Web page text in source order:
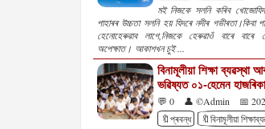
মই নিজকে সলনি কৰিব
পাহাৰৰ উচ্চতা সলনি হয় যিদৰে নদীৰ গভীৰতা।কিবা
হেনোহেৰুৱাব লাগে,নিজকে হেৰুৱাওঁ বাৰে বাৰে
অপেক্ষাত। আকাশখন চুই ...
বিনামূলীয়া শিক্ষা ব্যৱস্থা
ভৱিষ্যত ০১-হেমেন হাজৰিকা
💬 0 👤 ©Admin
📅
🔖প্ৰবন্ধ
🔖বিনামূলীয়া